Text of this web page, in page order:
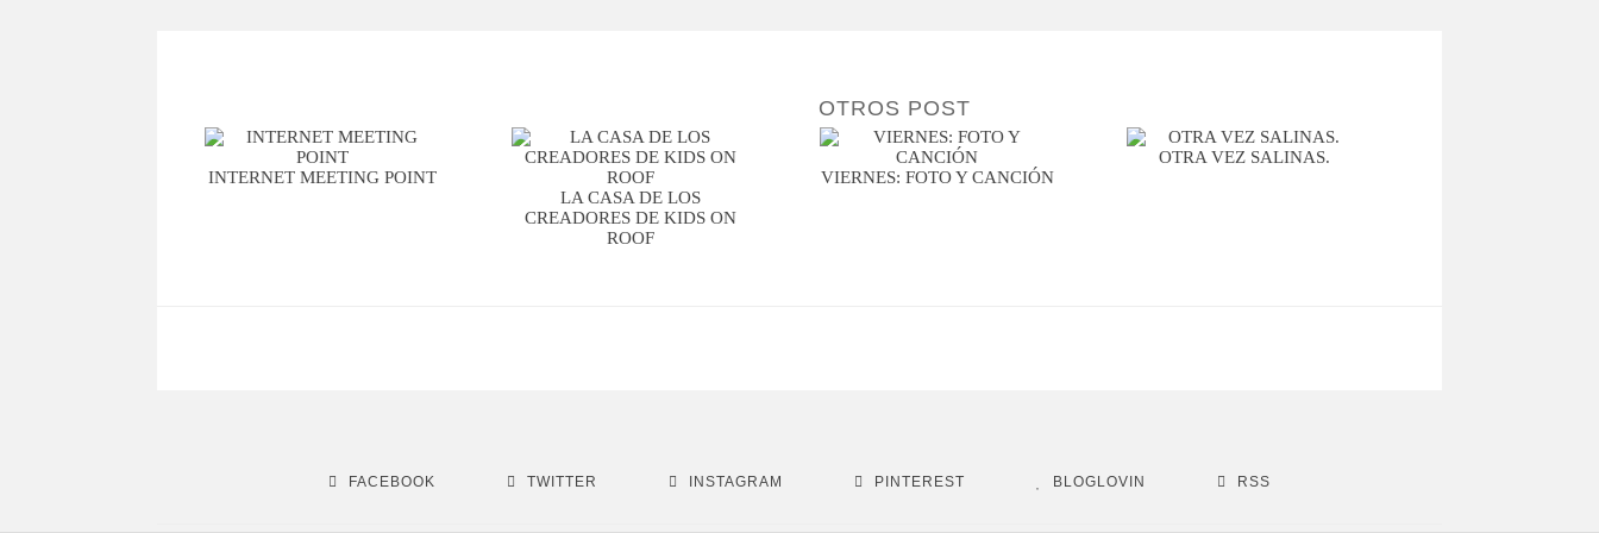
OTROS POST
INTERNET MEETING POINT
LA CASA DE LOS
CREADORES DE KIDS ON
ROOF
VIERNES: FOTO Y CANCIÓN
OTRA VEZ SALINAS.
FACEBOOK TWITTER INSTAGRAM PINTEREST BLOGLOVIN RSS